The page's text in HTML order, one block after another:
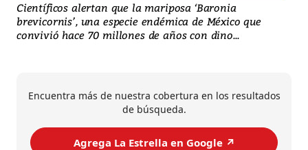
Científicos alertan que la mariposa ‘Baronia
brevicornis’, una especie endémica de México que
convivió hace 70 millones de años con dino...
Encuentra más de nuestra cobertura en los resultados
de búsqueda.
Agrega La Estrella en Google ↗️